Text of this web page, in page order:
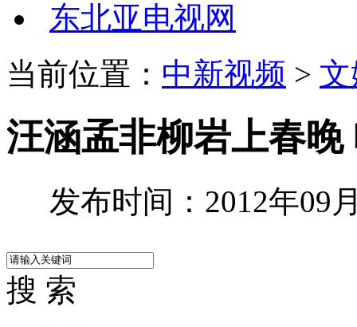
东北亚电视网
当前位置： 中新视频 >
汪涵孟非柳岩上春
发布时间：2012年09
搜 索